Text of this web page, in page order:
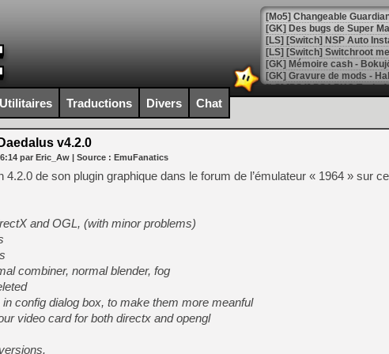
[Mo5] Changeable
[GK] Des bugs de Super
[LS] [Switch] NSP Auto
[GK] La saga horrifique
[GK] Le portage de Super
[Mo5] Le jeu de course
[GK] Guillermo del Toro
[GK] Mistfall Hunter : déjà
[GK] Wo Long 2 évolue
[GK] Crossfire : un TPS à
[LS] [PS5] Premiers
Utilitaires Traductions Divers Chat
v4.2.0
par Eric_Aw | Source : EmuFanatics
4.2.0 de son plugin graphique dans le forum de l’émulateur « 1964 » sur ce
and OGL, (with minor problems)
combiner, normal blender, fog
config dialog box, to make them more meanful
video card for both directx and opengl